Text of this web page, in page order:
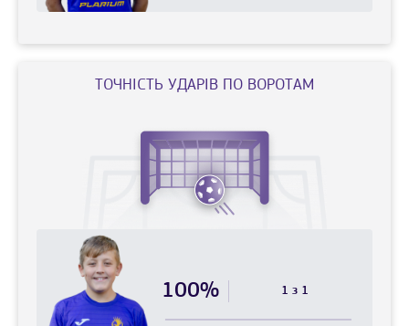
ТОЧНIСТЬ УДАРIВ ПО ВОРОТАМ
100% 1 з 1